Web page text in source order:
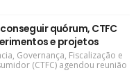
quórum, CTFC
e projetos
Governança, Fiscalização e
(CTFC) agendou reunião